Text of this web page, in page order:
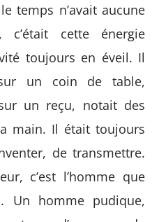
temps n’avait aucune
cette énergie
toujours en éveil. Il
un coin de table,
un reçu, notait des
main. Il était toujours
de transmettre.
c’est l’homme que
Un homme pudique,